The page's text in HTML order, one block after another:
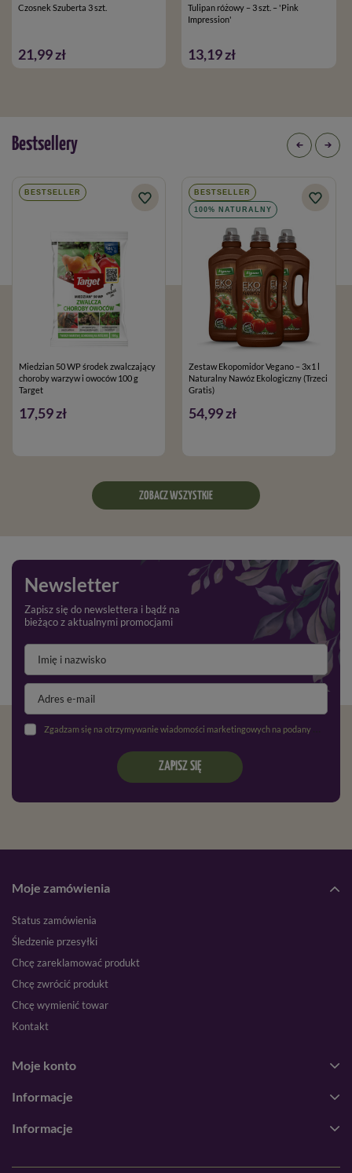
Czosnek Szuberta 3 szt.
21,99 zł
Tulipan różowy – 3 szt. – 'Pink
Impression'
13,19 zł
Bestsellery
BESTSELLER
Miedzian 50 WP środek zwalczający
choroby warzyw i owoców 100 g
Target
17,59 zł
BESTSELLER
100% NATURALNY
Zestaw Ekopomidor Vegano – 3x1 l
Naturalny Nawóz Ekologiczny (Trzeci
Gratis)
54,99 zł
ZOBACZ WSZYSTKIE
Newsletter
Zapisz się do newslettera i bądź na
bieżąco z aktualnymi promocjami
Zgadzam się na otrzymywanie wiadomości marketingowych na podany adres e-mail oraz przetwarzanie danych osobowych zgodnie z
ZAPISZ SIĘ
Moje zamówienia
Status zamówienia
Śledzenie przesyłki
Chcę zareklamować produkt
Chcę zwrócić produkt
Chcę wymienić towar
Kontakt
Moje konto
Informacje
Informacje